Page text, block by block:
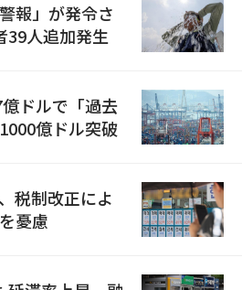
報」が発令さ
39人追加発生
ドルで「過去
億ドル突破
税制改正によ
憂慮